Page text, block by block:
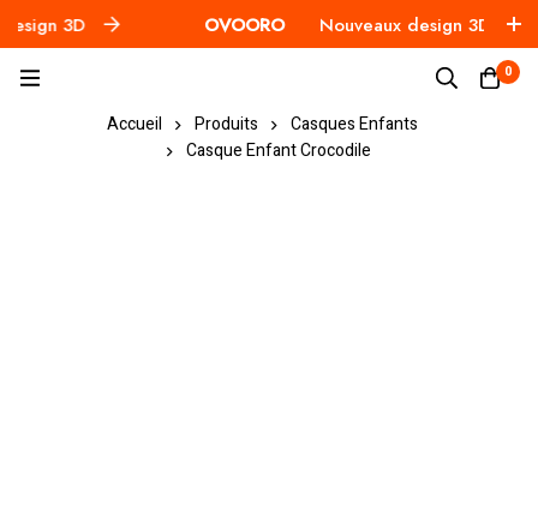
3D OVOORO Nouveaux design 3D
0
Accueil Produits
Casques Enfants
Casque Enfant Crocodile